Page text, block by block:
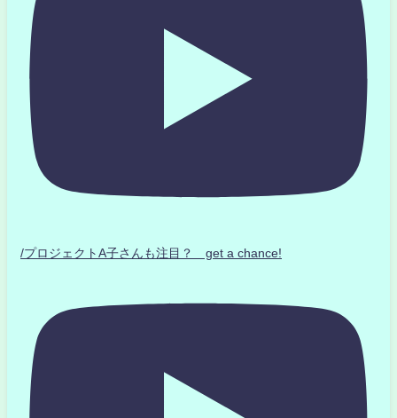
/プロジェクトA子さんも注目？ get a chance!